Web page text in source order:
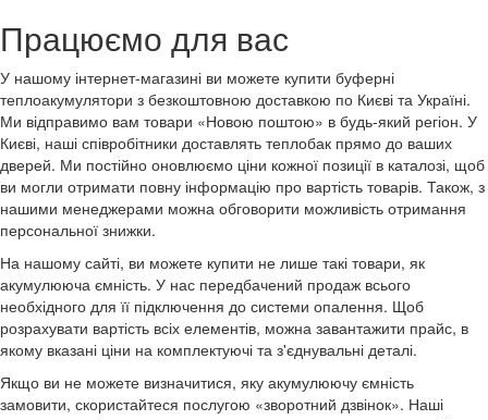
Працюємо для вас
У нашому інтернет-магазині ви можете купити буферні
теплоакумулятори з безкоштовною доставкою по Києві та Україні.
Ми відправимо вам товари «Новою поштою» в будь-який регіон. У
Києві, наші співробітники доставлять теплобак прямо до ваших
дверей. Ми постійно оновлюємо ціни кожної позиції в каталозі, щоб
ви могли отримати повну інформацію про вартість товарів. Також, з
нашими менеджерами можна обговорити можливість отримання
персональної знижки.
На нашому сайті, ви можете купити не лише такі товари, як
акумулююча ємність. У нас передбачений продаж всього
необхідного для її підключення до системи опалення. Щоб
розрахувати вартість всіх елементів, можна завантажити прайс, в
якому вказані ціни на комплектуючі та з'єднувальні деталі.
Якщо ви не можете визначитися, яку акумулюючу ємність
замовити, скористайтеся послугою «зворотний дзвінок». Наші